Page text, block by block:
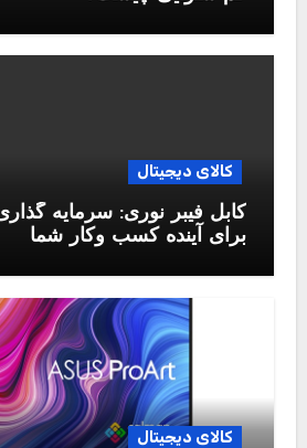
کالای دیجیتال
کابل فیبر نوری: سرمایه
برای آینده کسب وکار شما
کالای دیجیتال